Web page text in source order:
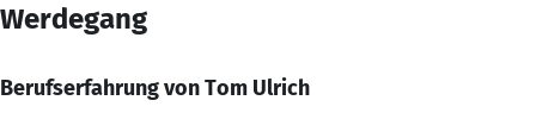
Werdegang
Berufserfahrung von Tom Ulrich